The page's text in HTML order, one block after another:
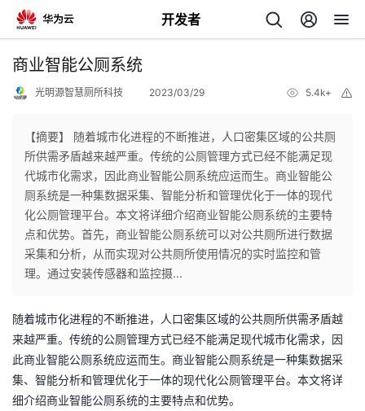
开发者
返
个
人
主
页
我
的
开
发
者
商业智能公厕系统
光明源智慧厕所科技 2023/03/29 5.4k+
【摘要】 随着城市化进程的不断推进，人口密集区域的公共厕
所供需矛盾越来越严重。传统的公厕管理方式已经不能满足现
代城市化需求，因此商业智能公厕系统应运而生。商业智能公
厕系统是一种集数据采集、智能分析和管理优化于一体的现代
化公厕管理平台。本文将详细介绍商业智能公厕系统的主要特
点和优势。首先，商业智能公厕系统可以对公共厕所进行数据
采集和分析，从而实现对公共厕所使用情况的实时监控和管
理。通过安装传感器和监控摄...
随着城市化进程的不断推进，人口密集区域的公共厕所供需矛盾越
来越严重。传统的公厕管理方式已经不能满足现代城市化需求，因
此商业智能公厕系统应运而生。商业智能公厕系统是一种集数据采
集、智能分析和管理优化于一体的现代化公厕管理平台。本文将详
细介绍商业智能公厕系统的主要特点和优势。